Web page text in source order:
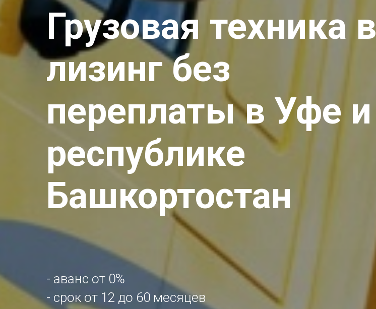
Грузовая техника в
лизинг без
переплаты в Уфе и
республике
Башкортостан
- аванс от 0%
- срок от 12 до 60 месяцев